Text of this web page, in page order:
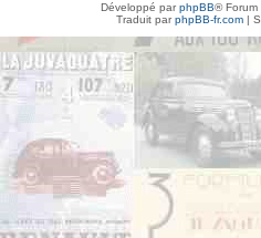
Développé parphpBB® Forum
Traduit parphpBB-fr.com|